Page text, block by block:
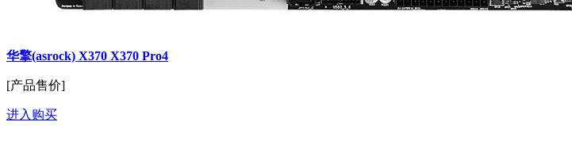
华擎(asrock) X370 X370 Pro4
[产品售价]
进入购买